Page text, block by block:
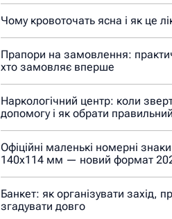
Чому кровоточать ясна і як це
Прапори на замовлення:
хто замовляє вперше
Наркологічний центр: коли
допомогу і як обрати
Офіційні маленькі номерні
140х114 мм — новий формат
Банкет: як організувати захід,
згадувати довго